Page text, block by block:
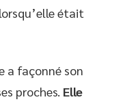
était
a façonné son
proches. Elle